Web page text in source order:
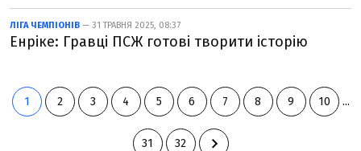
ЛІГА ЧЕМПІОНІВ — 31 ТРАВНЯ 2025, 08:37
Енріке: Гравці ПСЖ готові творити історію
1 2 3 4 5 6 7 8 9 10 ...
31 32